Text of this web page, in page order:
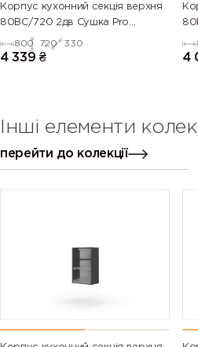
Корпус кухонний секцiя верхня
80ВС/720 2дв Сушка Pro
Blum+Rejs(Дуб Крафт (Серія М))
800 720 330
4 339 ₴ 4
Інші елементи
перейти до колекції